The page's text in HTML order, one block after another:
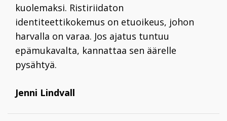
kuolemaksi. Ristiriidaton
identiteettikokemus on etuoikeus, johon
harvalla on varaa. Jos ajatus tuntuu
epämukavalta, kannattaa sen äärelle
pysähtyä.
Jenni Lindvall